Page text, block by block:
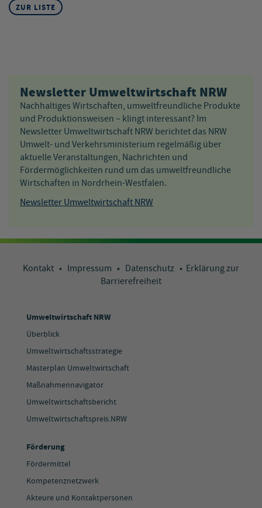
ZUR LISTE
Newsletter Umweltwirtschaft NRW
Nachhaltiges Wirtschaften, umweltfreundliche Produkte
und Produktionsweisen – klingt interessant? Im
Newsletter Umweltwirtschaft NRW berichtet das NRW
Umwelt- und Verkehrsministerium regelmäßig über
aktuelle Veranstaltungen, Nachrichten und
Fördermöglichkeiten rund um das umweltfreundliche
Wirtschaften in Nordrhein-Westfalen.
Newsletter Umweltwirtschaft NRW
Kontakt • Impressum • Datenschutz • Erklärung zur
Barrierefreiheit
Umweltwirtschaft NRW
Überblick
Umweltwirtschaftsstrategie
Masterplan Umweltwirtschaft
Maßnahmennavigator
Umweltwirtschaftsbericht
Umweltwirtschaftspreis.NRW
Förderung
Fördermittel
Kompetenznetzwerk
Akteure und Kontaktpersonen